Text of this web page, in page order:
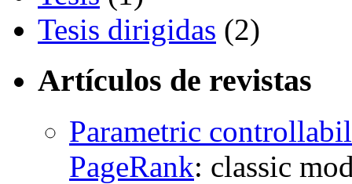
Tesis dirigidas (2)
Artículos de revistas
Parametric
PageRank: classic